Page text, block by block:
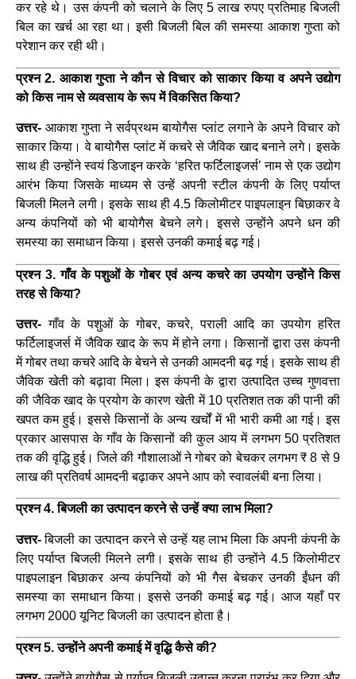
कर रहे थे। उस कंपनी को चलाने के लिए 5 लाख रुपए प्रतिमाह बिजली
बिल का खर्च आ रहा था। इसी बिजली बिल की समस्या आकाश गुप्ता को
परेशान कर रही थी।
प्रश्न 2. आकाश गुप्ता ने कौन से विचार को साकार किया व अपने उद्योग
को किस नाम से व्यवसाय के रूप में विकसित किया?
उत्तर- आकाश गुप्ता ने सर्वप्रथम बायोगैस प्लांट लगाने के अपने विचार को
साकार किया। वे बायोगैस प्लांट में कचरे से जैविक खाद बनाने लगे। इसके
साथ ही उन्होंने स्वयं डिजाइन करके ‘हरित फर्टिलाइजर्स’ नाम से एक उद्योग
आरंभ किया जिसके माध्यम से उन्हें अपनी स्टील कंपनी के लिए पर्याप्त
बिजली मिलने लगी। इसके साथ ही 4.5 किलोमीटर पाइपलाइन बिछाकर वे
अन्य कंपनियों को भी बायोगैस बेचने लगे। इससे उन्होंने अपने धन की
समस्या का समाधान किया। इससे उनकी कमाई बढ़ गई।
प्रश्न 3. गाँव के पशुओं के गोबर एवं अन्य कचरे का उपयोग उन्होंने किस
तरह से किया?
उत्तर- गाँव के पशुओं के गोबर, कचरे, पराली आदि का उपयोग हरित
फर्टिलाइजर्स में जैविक खाद के रूप में होने लगा। किसानों द्वारा उस कंपनी
में गोबर तथा कचरे आदि के बेचने से उनकी आमदनी बढ़ गई। इसके साथ ही
जैविक खेती को बढ़ावा मिला। इस कंपनी के द्वारा उत्पादित उच्च गुणवत्ता
की जैविक खाद के प्रयोग के कारण खेती में 10 प्रतिशत तक की पानी की
खपत कम हुई। इससे किसानों के अन्य खर्चों में भी भारी कमी आ गई। इस
प्रकार आसपास के गाँव के किसानों की कुल आय में लगभग 50 प्रतिशत
तक की वृद्धि हुई। जिले की गौशालाओं ने गोबर को बेचकर लगभग ₹ 8 से 9
लाख की प्रतिवर्ष आमदनी बढ़ाकर अपने आप को स्वावलंबी बना लिया।
प्रश्न 4. बिजली का उत्पादन करने से उन्हें क्या लाभ मिला?
उत्तर-बिजली का उत्पादन करने से उन्हें यह लाभ मिला कि अपनी कंपनी के
लिए पर्याप्त बिजली मिलने लगी। इसके साथ ही उन्होंने 4.5 किलोमीटर
पाइपलाइन बिछाकर अन्य कंपनियों को भी गैस बेचकर उनकी ईंधन की
समस्या का समाधान किया। इससे उनकी कमाई बढ़ गई। आज यहाँ पर
लगभग 2000 यूनिट बिजली का उत्पादन होता है।
प्रश्न 5. उन्होंने अपनी कमाई में वृद्धि कैसे की?